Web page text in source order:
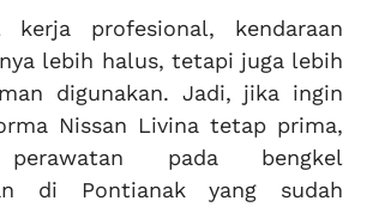
kerja profesional, kendaraan
lebih halus, tetapi juga lebih
digunakan. Jadi, jika ingin
Nissan Livina tetap prima,
perawatan pada bengkel
di Pontianak yang sudah